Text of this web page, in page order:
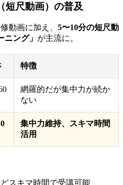
短尺動画）の普及
動画に加え、 5〜10分の短尺動
ング」 が主流に。
特徴
網羅的だが集中力が続か
ない
集中力維持、スキマ時間
活用
スキマ時間で受講可能